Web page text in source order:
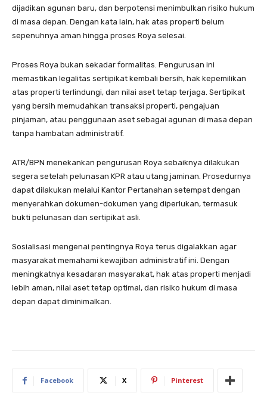
dijadikan agunan baru, dan berpotensi menimbulkan risiko hukum
di masa depan. Dengan kata lain, hak atas properti belum
sepenuhnya aman hingga proses Roya selesai.
Proses Roya bukan sekadar formalitas. Pengurusan ini
memastikan legalitas sertipikat kembali bersih, hak kepemilikan
atas properti terlindungi, dan nilai aset tetap terjaga. Sertipikat
yang bersih memudahkan transaksi properti, pengajuan
pinjaman, atau penggunaan aset sebagai agunan di masa depan
tanpa hambatan administratif.
ATR/BPN menekankan pengurusan Roya sebaiknya dilakukan
segera setelah pelunasan KPR atau utang jaminan. Prosedurnya
dapat dilakukan melalui Kantor Pertanahan setempat dengan
menyerahkan dokumen-dokumen yang diperlukan, termasuk
bukti pelunasan dan sertipikat asli.
Sosialisasi mengenai pentingnya Roya terus digalakkan agar
masyarakat memahami kewajiban administratif ini. Dengan
meningkatnya kesadaran masyarakat, hak atas properti menjadi
lebih aman, nilai aset tetap optimal, dan risiko hukum di masa
depan dapat diminimalkan.
Facebook X Pinterest